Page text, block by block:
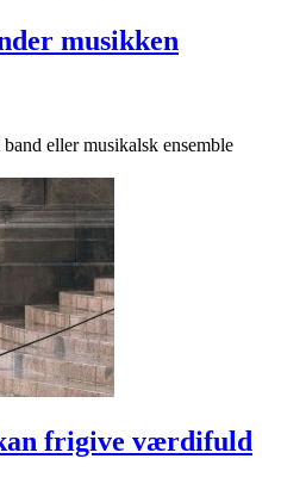
musikken
eller musikalsk ensemble
frigive værdifuld